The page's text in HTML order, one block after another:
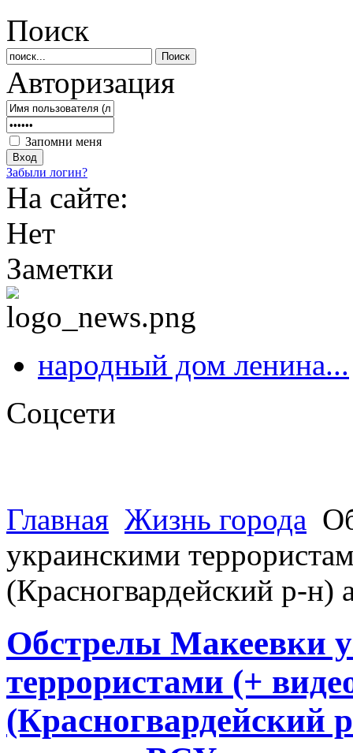
Поиск
Авторизация
Запомни меня
Забыли логин?
На сайте:
Нет
Заметки
народный дом ленина...
Соцсети
Главная Жизнь города
украинскими
(Красногвардейский р-
Обстрелы Макеевки
террористами (+
(Красногвардейский